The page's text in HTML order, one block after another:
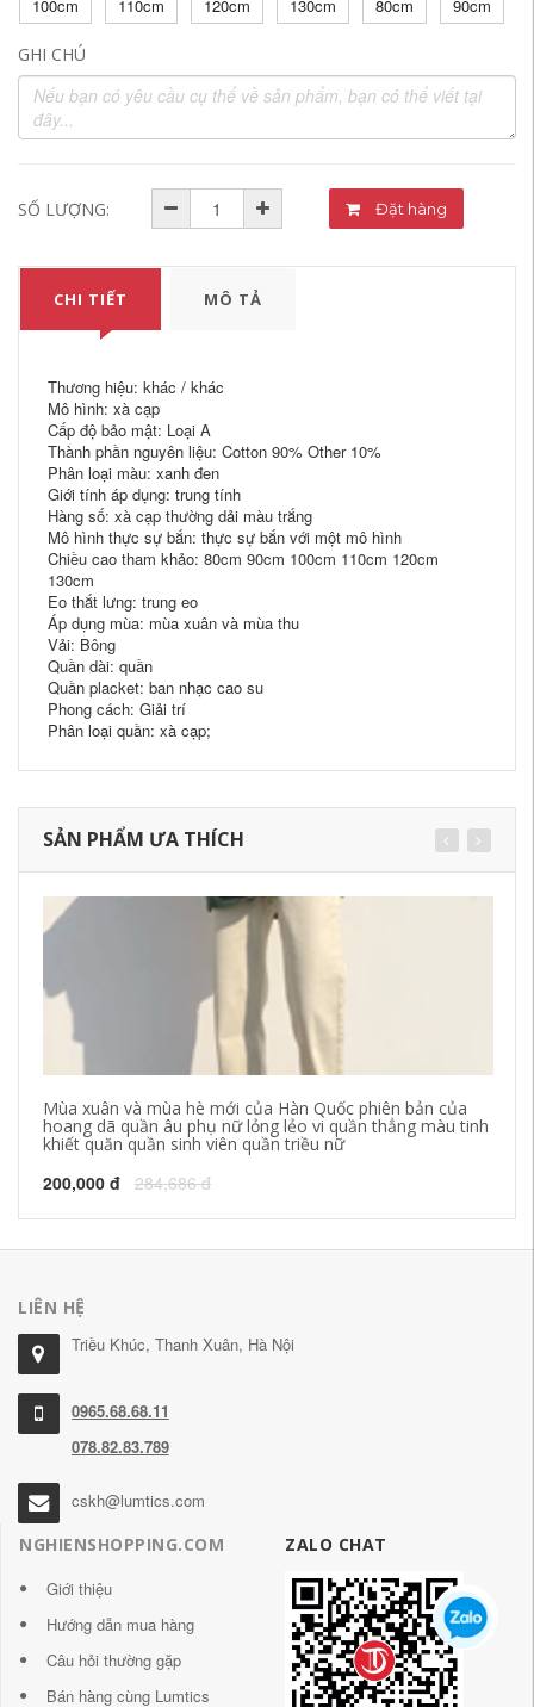
100cm
110cm 120cm 130cm 80cm 90cm
GHI CHÚ
SỐ LƯỢNG: Đặt hàng
CHI TIẾT MÔ TẢ
Thương hiệu: khác / khác
Mô hình: xà cạp
Cấp độ bảo mật: Loại A
Thành phần nguyên liệu: Cotton 90% Other 10%
Phân loại màu: xanh đen
Giới tính áp dụng: trung tính
Hàng số: xà cạp thường dải màu trắng
Mô hình thực sự bắn: thực sự bắn với một mô hình
Chiều cao tham khảo: 80cm 90cm 100cm 110cm 120cm
130cm
Eo thắt lưng: trung eo
Áp dụng mùa: mùa xuân và mùa thu
Vải: Bông
Quần dài: quần
Quần placket: ban nhạc cao su
Phong cách: Giải trí
Phân loại quần: xà cạp;
SẢN PHẨM ƯA THÍCH
Mùa xuân và mùa hè mới của Hàn Quốc phiên bản của
hoang dã quần âu phụ nữ lỏng lẻo vi quần thẳng màu tinh
khiết quăn quần sinh viên quần triều nữ
200,000 đ 284,686 đ
LIÊN HỆ
Triều Khúc, Thanh Xuân, Hà Nội
0965.68.68.11
078.82.83.789
cskh@lumtics.com
NGHIENSHOPPING.COM
Giới thiệu
Hướng dẫn mua hàng
Câu hỏi thường gặp
Bán hàng cùng Lumtics
ZALO CHAT